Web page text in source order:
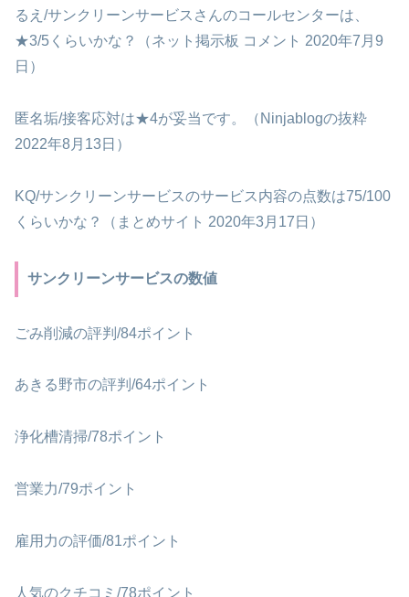
るえ/サンクリーンサービスさんのコールセンターは、
★3/5くらいかな？（ネット掲示板 コメント 2020年7月9
日）
匿名垢/接客応対は★4が妥当です。（Ninjablogの抜粋
2022年8月13日）
KQ/サンクリーンサービスのサービス内容の点数は75/100
くらいかな？（まとめサイト 2020年3月17日）
サンクリーンサービスの数値
ごみ削減の評判/84ポイント
あきる野市の評判/64ポイント
浄化槽清掃/78ポイント
営業力/79ポイント
雇用力の評価/81ポイント
人気のクチコミ/78ポイント